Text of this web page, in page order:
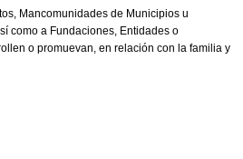
Mancomunidades de Municipios u
como a Fundaciones, Entidades o
o promuevan, en relación con la familia y